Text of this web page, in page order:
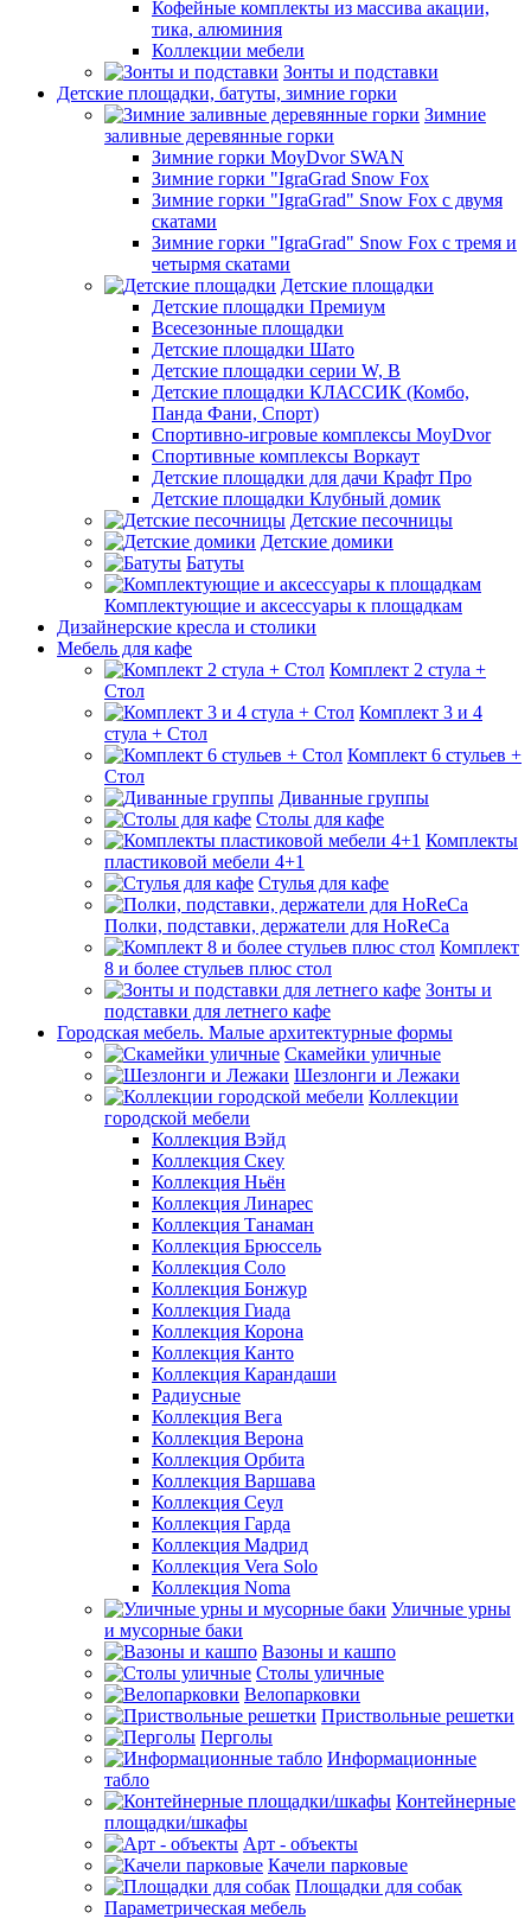
Кофейные комплекты из массива акации,
тика, алюминия
Коллекции мебели
Зонты и подставки
Детские площадки, батуты, зимние горки
Зимние
заливные деревянные горки
Зимние горки MoyDvor SWAN
Зимние горки "IgraGrad Snow Fox
Зимние горки "IgraGrad" Snow Fox с двумя
скатами
Зимние горки "IgraGrad" Snow Fox с тремя и
четырмя скатами
Детские площадки
Детские площадки Премиум
Всесезонные площадки
Детские площадки Шато
Детские площадки серии W, В
Детские площадки КЛАССИК (Комбо,
Панда Фани, Спорт)
Спортивно-игровые комплексы MoyDvor
Спортивные комплексы Воркаут
Детские площадки для дачи Крафт Про
Детские площадки Клубный домик
Детские песочницы
Детские домики
Батуты
Комплектующие и аксессуары к площадкам
Дизайнерские кресла и столики
Мебель для кафе
Комплект 2 стула +
Стол
Комплект 3 и 4
стула + Стол
Комплект 6 стульев +
Стол
Диванные группы
Столы для кафе
Комплекты
пластиковой мебели 4+1
Стулья для кафе
Полки, подставки, держатели для HoReCa
Комплект
8 и более стульев плюс стол
Зонты и
подставки для летнего кафе
Городская мебель. Малые архитектурные формы
Скамейки уличные
Шезлонги и Лежаки
Коллекции
городской мебели
Коллекция Вэйд
Коллекция Скеу
Коллекция Ньён
Коллекция Линарес
Коллекция Танаман
Коллекция Брюссель
Коллекция Соло
Коллекция Бонжур
Коллекция Гиада
Коллекция Корона
Коллекция Канто
Коллекция Карандаши
Радиусные
Коллекция Вега
Коллекция Верона
Коллекция Орбита
Коллекция Варшава
Коллекция Сеул
Коллекция Гарда
Коллекция Мадрид
Коллекция Vera Solo
Коллекция Noma
Уличные урны
и мусорные баки
Вазоны и кашпо
Столы уличные
Велопарковки
Приствольные решетки
Перголы
Информационные
табло
Контейнерные
площадки/шкафы
Арт - объекты
Качели парковые
Площадки для собак
Параметрическая мебель